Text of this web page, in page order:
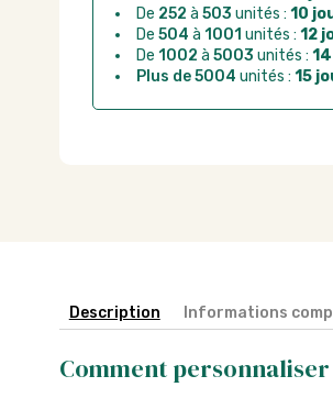
De 252 à 503 unités : 10
De 504 à 1001 unités : 12
De 1002 à 5003 unités :
Plus de 5004 unités : 15
Description Informations
Comment